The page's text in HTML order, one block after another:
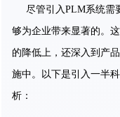
尽管引入PLM系统需
够为企业带来显著的。
的降低上，还深入到产
施中。以下是引入一半
析：